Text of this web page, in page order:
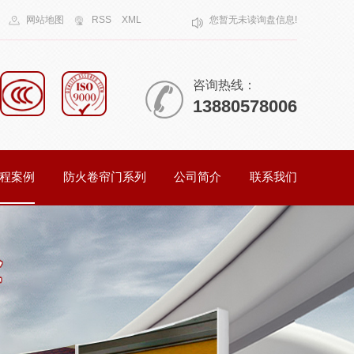
网站地图 RSS XML 您暂无未读询盘信息!
咨询热线：
13880578006
案例 防火卷帘门系列 公司简介 联系我们